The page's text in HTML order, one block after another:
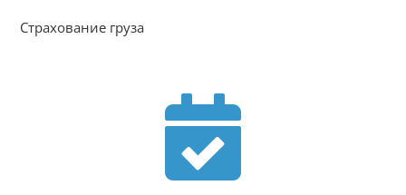
Страхование груза
